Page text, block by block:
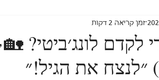
ניקוי רעלים
לקדם לונג׳ביטי?
״לנצח את הגיל!״
זמן קריאה 2 דקות